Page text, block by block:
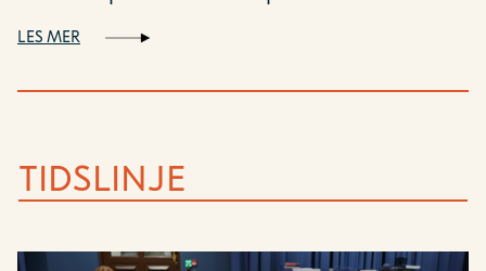
LES MER
TIDSLINJE